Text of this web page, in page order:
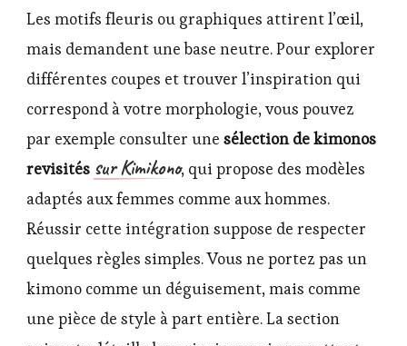
Les motifs fleuris ou graphiques attirent l’œil,
mais demandent une base neutre. Pour explorer
différentes coupes et trouver l’inspiration qui
correspond à votre morphologie, vous pouvez
par exemple consulter une sélection de kimonos
revisités sur Kimikono, qui propose des modèles
adaptés aux femmes comme aux hommes.
Réussir cette intégration suppose de respecter
quelques règles simples. Vous ne portez pas un
kimono comme un déguisement, mais comme
une pièce de style à part entière. La section